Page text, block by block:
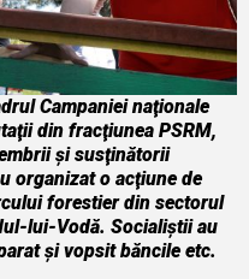
Campaniei naţionale
din fracţiunea PSRM,
şi susţinătorii
organizat o acţiune de
forestier din sectorul
lui-Vodă. Socialiştii au
şi vopsit băncile etc.